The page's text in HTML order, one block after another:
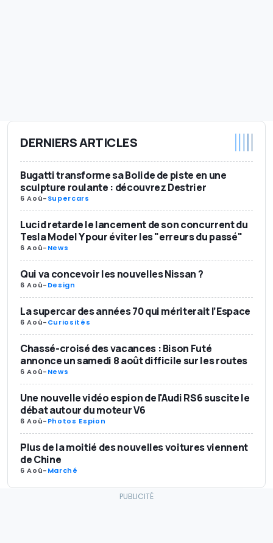
DERNIERS ARTICLES
Bugatti transforme sa Bolide de piste en une
sculpture roulante : découvrez Destrier
6 Aoû-Supercars
Lucid retarde le lancement de son concurrent du
Tesla Model Y pour éviter les "erreurs du passé"
6 Aoû-News
Qui va concevoir les nouvelles Nissan ?
6 Aoû-Design
La supercar des années 70 qui mériterait l’Espace
6 Aoû-Curiosités
Chassé-croisé des vacances : Bison Futé
annonce un samedi 8 août difficile sur les routes
6 Aoû-News
Une nouvelle vidéo espion de l'Audi RS6 suscite le
débat autour du moteur V6
6 Aoû-Photos Espion
Plus de la moitié des nouvelles voitures viennent
de Chine
6 Aoû-Marché